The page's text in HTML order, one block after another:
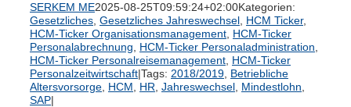
SERKEM ME2025-08-25T09:59:24+02:00Kategorien:
Gesetzliches Gesetzliches Jahreswechsel HCM Ticker,
HCM-Ticker Organisationsmanagement HCM-Ticker
Personalabrechnung
HCM-Ticker Personaladministration
HCM-Ticker Personalreisemanagement HCM-Ticker
Personalzeitwirtschaft|Tags: 2018/2019 Betriebliche
Altersvorsorge HCM HR Jahreswechsel Mindestlohn
SAP|